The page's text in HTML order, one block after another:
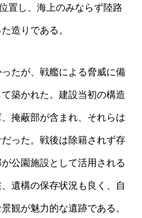
置し、海上のみならず陸路
造りである。
たが、戦艦による脅威に備
築かれた。建設当初の構造
掩蔽部が含まれ、それらは
った。戦後は除籍されず存
公園施設として活用される
遺構の保存状況も良く、自
観が魅力的な遺跡である。